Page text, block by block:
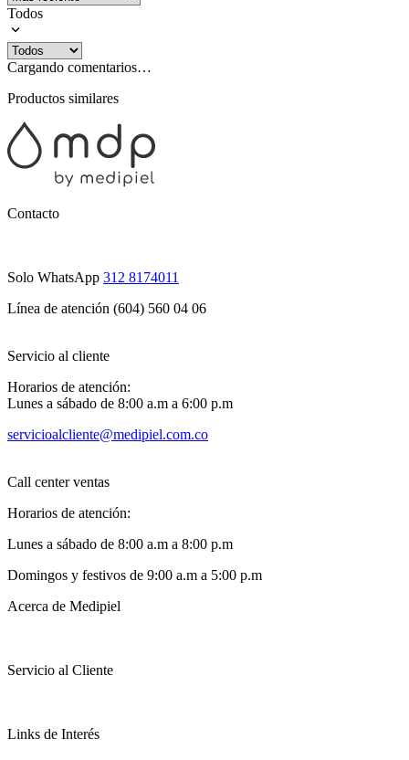
Todos
Cargando comentarios…
Productos similares
Contacto
Solo WhatsApp 312 8174011
Línea de atención (604) 560 04 06
Servicio al cliente
Horarios de atención:
Lunes a sábado de 8:00 a.m a 6:00 p.m
servicioalcliente@medipiel.com.co
Call center ventas
Horarios de atención:
Lunes a sábado de 8:00 a.m a 8:00 p.m
Domingos y festivos de 9:00 a.m a 5:00 p.m
Acerca de Medipiel
Servicio al Cliente
Links de Interés